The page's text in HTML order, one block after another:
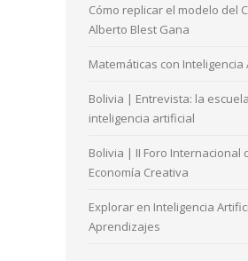
Cómo replicar el modelo del
Alberto Blest Gana
Matemáticas con Inteligencia
Bolivia | Entrevista: la
inteligencia artificial
Bolivia | II Foro Internacional
Economía Creativa
Explorar en Inteligencia
Aprendizajes